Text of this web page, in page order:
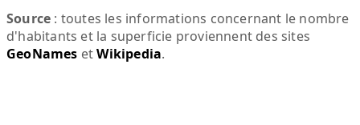
Source : toutes les informations concernant le nombre
d'habitants et la superficie proviennent des sites
GeoNames etWikipedia.